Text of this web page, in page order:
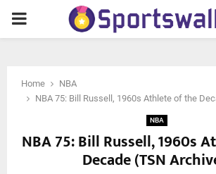
PRIMARY
Home
NBA
NBA 75: Bill Russell, 1960s Athlete of the
NBA
NBA 75: Bill Russell, 1960s
Decade (TSN